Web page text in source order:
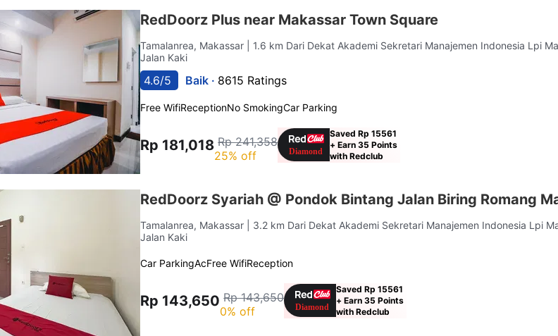
RedDoorz Plus near Makassar Town Square
Tamalanrea, Makassar
| 1.6 km Dari Dekat Akademi Sekretari Manajemen Indonesia Lpi
Jalan Kaki
4.6/5 Baik · 8615 Ratings
Free WifiReceptionNo SmokingCar Parking
Rp 181,018 Rp 241,358
25% off
Saved Rp 15561
+ Earn 35 Points
with Redclub
RedDoorz Syariah @ Pondok Bintang Jalan Biring Romang
Tamalanrea, Makassar
| 3.2 km Dari Dekat Akademi Sekretari Manajemen Indonesia Lpi
Jalan Kaki
Car ParkingAcFree WifiReception
Rp 143,650 Rp 143,650
0% off
Saved Rp 15561
+ Earn 35 Points
with Redclub